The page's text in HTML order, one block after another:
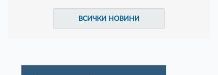
ВСИЧКИ НОВИНИ